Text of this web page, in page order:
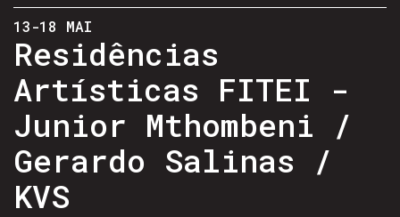
13-18 MAI
Residências
Artísticas FITEI -
Junior Mthombeni /
Gerardo Salinas /
KVS